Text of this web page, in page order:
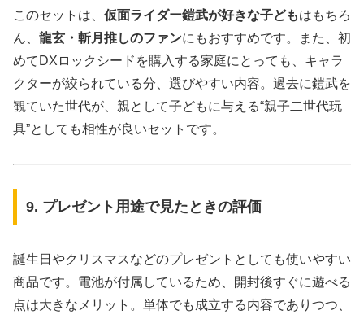
このセットは、 仮面ライダー鎧武が好きな子どもはもちろ
ん、 龍玄・斬月推しのファンにもおすすめです。また、初
めてDXロックシードを購入する家庭にとっても、キャラ
クターが絞られている分、選びやすい内容。過去に鎧武を
観ていた世代が、親として子どもに与える“親子二世代玩
具”としても相性が良いセットです。
9. プレゼント用途で見たときの評価
誕生日やクリスマスなどのプレゼントとしても使いやすい
商品です。電池が付属しているため、開封後すぐに遊べる
点は大きなメリット。単体でも成立する内容でありつつ、